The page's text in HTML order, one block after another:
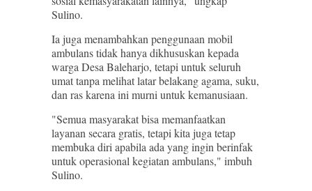
Sulino.
Ia juga menambahkan penggunaan mobil
ambulans tidak hanya dikhususkan kepada
warga Desa Baleharjo, tetapi untuk seluruh
umat tanpa melihat latar belakang agama, suku,
dan ras karena ini murni untuk kemanusiaan.
"Semua masyarakat bisa memanfaatkan
layanan secara gratis, tetapi kita juga tetap
membuka diri apabila ada yang ingin berinfak
untuk operasional kegiatan ambulans," imbuh
Sulino.